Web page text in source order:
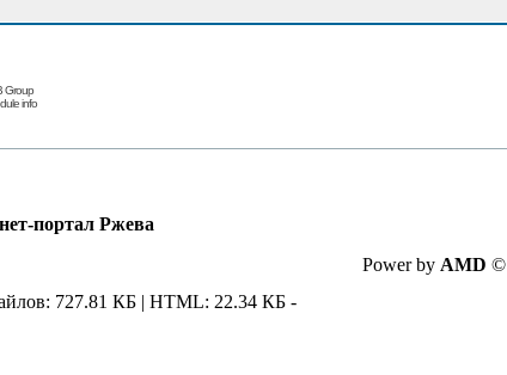
Group
info
портал Ржева
Power by AMD ©
727.81 КБ | HTML: 22.34 КБ -